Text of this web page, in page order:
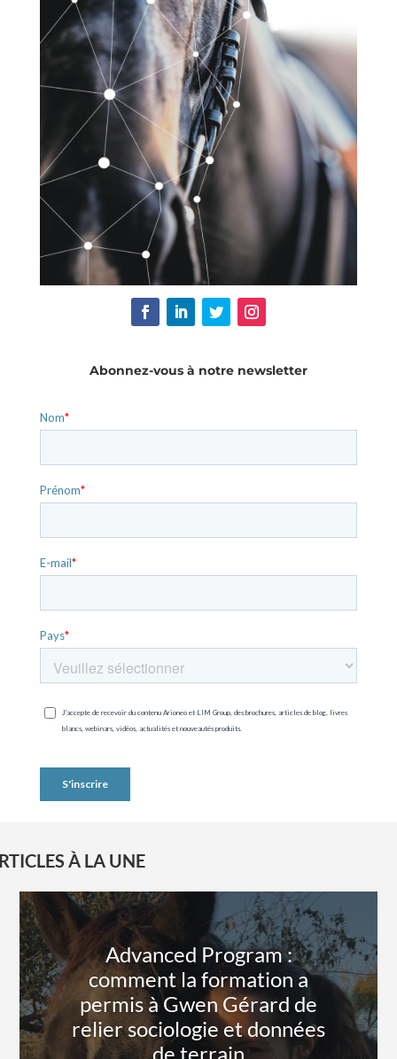
Abonnez-vous à notre newsletter
À LA UNE
Advanced Program :
comment la formation a
permis à Gwen Gérard de
relier sociologie et données
de terrain